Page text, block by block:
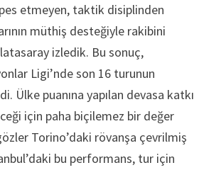
etmeyen, taktik disiplinden
müthiş desteğiyle rakibini
izledik. Bu sonuç,
Ligi’nde son 16 turunun
Ülke puanına yapılan devasa katkı
için paha biçilemez bir değer
Torino’daki rövanşa çevrilmiş
bu performans, tur için